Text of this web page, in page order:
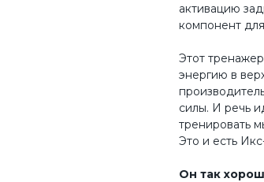
активацию
компонент
Этот
энергию в
силы. И речь
тренировать
Это и есть
Он так